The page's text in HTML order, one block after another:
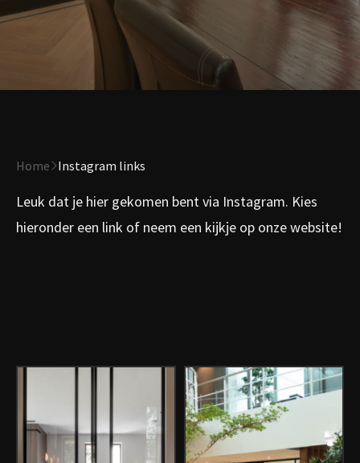
Home Instagram links
Leuk dat je hier gekomen bent via Instagram. Kies
hieronder een link of neem een kijkje op onze website!